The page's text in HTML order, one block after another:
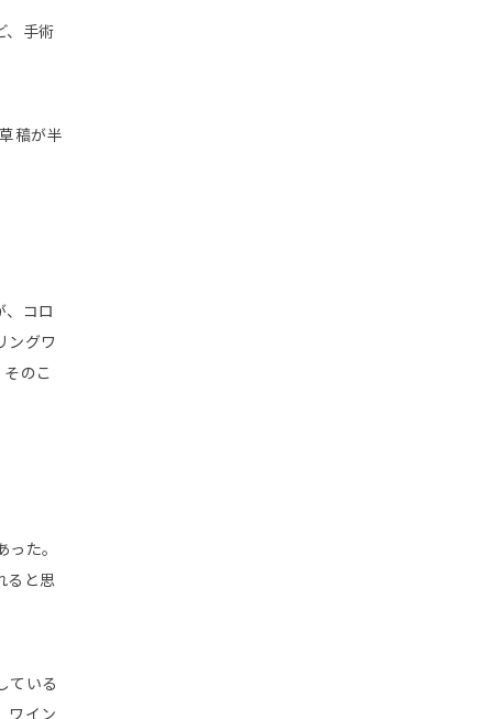
、手術
稿が半
コロ
ングワ
のこ
た。
ると思
ている
ワイン